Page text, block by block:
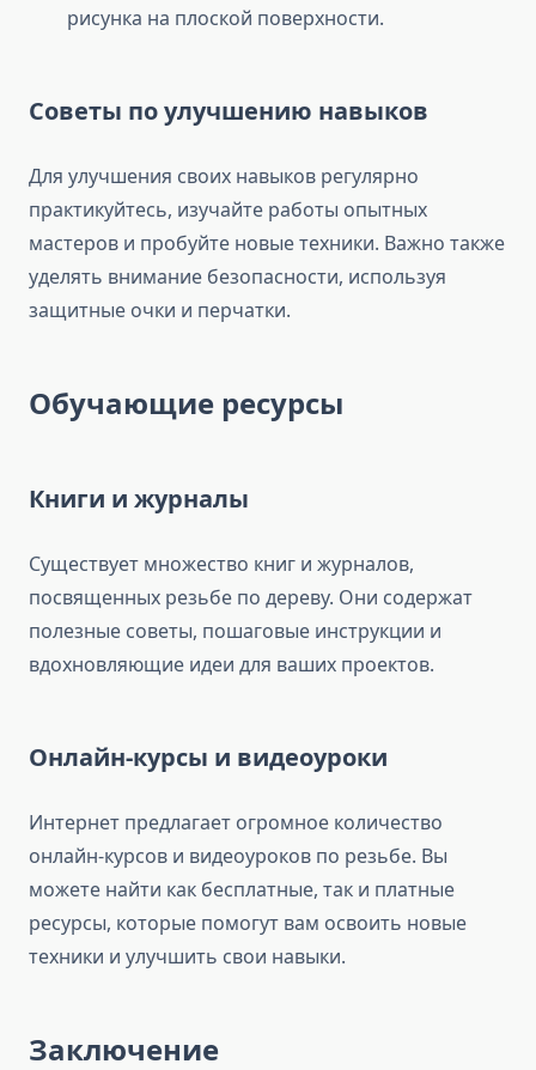
рисунка на плоской поверхности.
Советы по улучшению навыков
Для улучшения своих навыков регулярно
практикуйтесь, изучайте работы опытных
мастеров и пробуйте новые техники. Важно также
уделять внимание безопасности, используя
защитные очки и перчатки.
Обучающие ресурсы
Книги и журналы
Существует множество книг и журналов,
посвященных резьбе по дереву. Они содержат
полезные советы, пошаговые инструкции и
вдохновляющие идеи для ваших проектов.
Онлайн-курсы и видеоуроки
Интернет предлагает огромное количество
онлайн-курсов и видеоуроков по резьбе. Вы
можете найти как бесплатные, так и платные
ресурсы, которые помогут вам освоить новые
техники и улучшить свои навыки.
Заключение